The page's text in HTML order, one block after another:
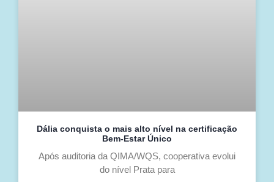
Dália conquista o mais alto nível na certificação
Bem-Estar Único
Após auditoria da QIMA/WQS, cooperativa evolui
do nível Prata para